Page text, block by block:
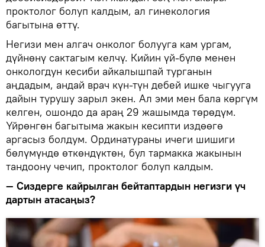
проктолог болуп калдым, ал гинекология
багытына өттү.
Негизи мен алгач онколог болууга кам ургам,
дүйнөнү сактагым келчү. Кийин үй-бүлө менен
онкологдун кесиби айкалышпай турганын
аңдадым, андай врач күн-түн дебей ишке чыгууга
дайын турушу зарыл экен. Ал эми мен бала көргүм
келген, ошондо да араң 29 жашымда төрөдүм.
Үйрөнгөн багытыма жакын кесипти издөөгө
аргасыз болдум. Ординатураны ичеги шишиги
бөлүмүндө өткөндүктөн, бул тармакка жакынын
тандоону чечип, проктолог болуп калдым.
— Сиздерге кайрылган бейтаптардын негизги үч
дартын атасаңыз?